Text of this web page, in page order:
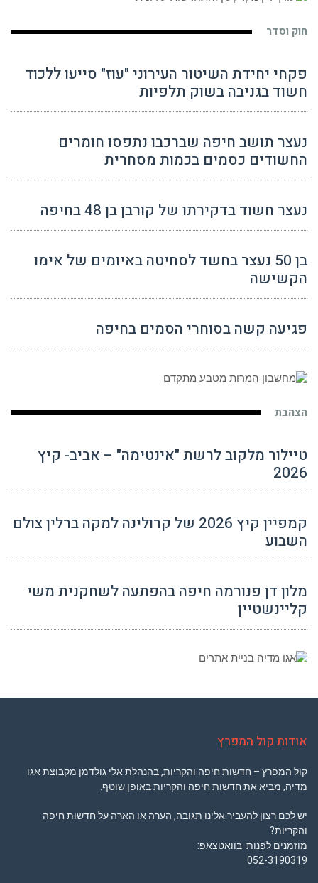
חוק וסדר
פקחי יחידת השיטור העירוני "עוז" סייעו ללכוד
חשוד בגניבה בשוק תלפיות
נעצר תושב חיפה שברכבו נתפסו חומרים
החשודים כסמים בכמות מסחרית
נעצר חשוד בדקירתו של קורבן בן 48 בחיפה
בן 50 נעצר בחשד לסחיטה באיומים של אימו
הקשישה
פגיעה קשה בסוחרי הסמים בחיפה
הצהבת
טיילור מלקוב לרשת "אינטימה" – אביב- קיץ
2026
קמפיין קיץ 2026 של קרולינה למקה ברלין צולם
השבוע
מלון דן פנורמה חיפה בהפתעה לשחקנית משי
קליינשטיין
אודות קול המפרץ
קול המפרץ – חדשות חיפה והקריות, בהנהלת אלי גולדמן מקבוצת אגו
מדיה, מביא את חדשות חיפה והקריות באופן שוטף.
יש לכם רצון להעביר אלינו תגובה, הערה או הארה על חדשות חיפה
והקריות?
מוזמנים לפנות בוואטצאפ:
052-3190319